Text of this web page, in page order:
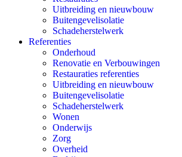
Uitbreiding en nieuwbouw
Buitengevelisolatie
Schadeherstelwerk
Referenties
Onderhoud
Renovatie en Verbouwingen
Restauraties referenties
Uitbreiding en nieuwbouw
Buitengevelisolatie
Schadeherstelwerk
Wonen
Onderwijs
Zorg
Overheid